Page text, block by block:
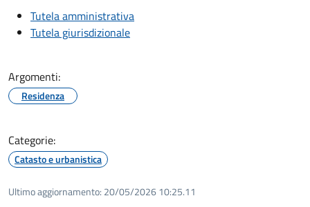
Tutela amministrativa
Tutela giurisdizionale
Argomenti:
Residenza
Categorie:
Catasto e urbanistica
Ultimo aggiornamento: 20/05/2026 10:25.11